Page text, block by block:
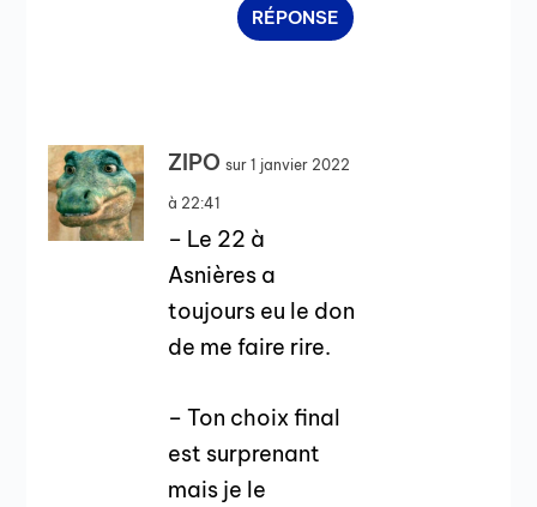
RÉPONSE
ZIPO sur 1 janvier 2022
à 22:41
– Le 22 à
Asnières a
toujours eu le don
de me faire rire.
– Ton choix final
est surprenant
mais je le